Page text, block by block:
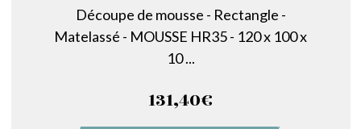
Découpe de mousse - Rectangle -
Matelassé - MOUSSE HR35 - 120 x 100 x
10 ...
131,40€